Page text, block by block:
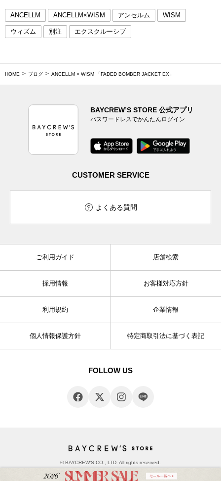
ANCELLM ANCELLM×WISM アンセルム WISM
ウィズム 別注 エクスクルーシブ
HOME ブログ ANCELLM × WISM 「FADED BOMBER JACKET EX」
BAYCREW’S STORE 公式アプリ
パスワードレスでかんたんログイン
CUSTOMER SERVICE
よくある質問
ご利用ガイド 店舗検索
採用情報 お客様対応方針
利用規約 企業情報
個人情報保護方針 特定商取引法に基づく表記
FOLLOW US
© BAYCREW’S CO., LTD. All rights reserved.